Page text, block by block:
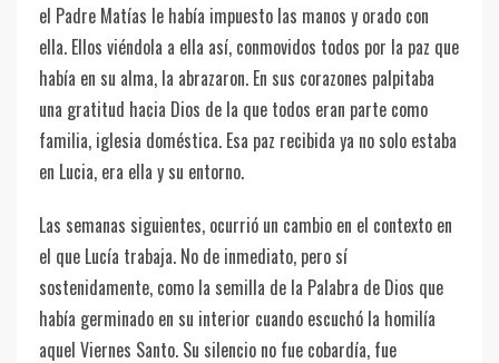
el Padre Matías le había impuesto las manos y orado con
ella. Ellos viéndola a ella así, conmovidos todos por la paz que
había en su alma, la abrazaron. En sus corazones palpitaba
una gratitud hacia Dios de la que todos eran parte como
familia, iglesia doméstica. Esa paz recibida ya no solo estaba
en Lucia, era ella y su entorno.
Las semanas siguientes, ocurrió un cambio en el contexto en
el que Lucía trabaja. No de inmediato, pero sí
sostenidamente, como la semilla de la Palabra de Dios que
había germinado en su interior cuando escuchó la homilía
aquel Viernes Santo. Su silencio no fue cobardía, fue